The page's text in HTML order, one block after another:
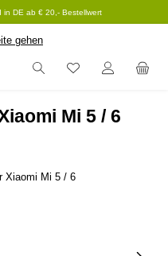
in DE ab € 20,- Bestellwert
Mi 5 / 6